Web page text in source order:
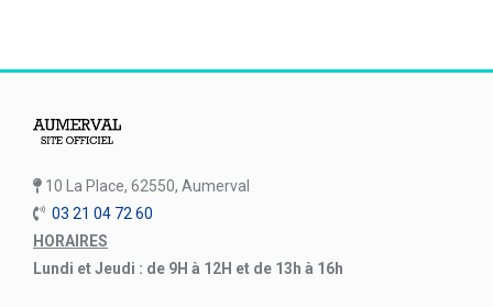
10 La Place, 62550, Aumerval
03 21 04 72 60
HORAIRES
Lundi et Jeudi : de 9H à 12H et de 13h à 16h